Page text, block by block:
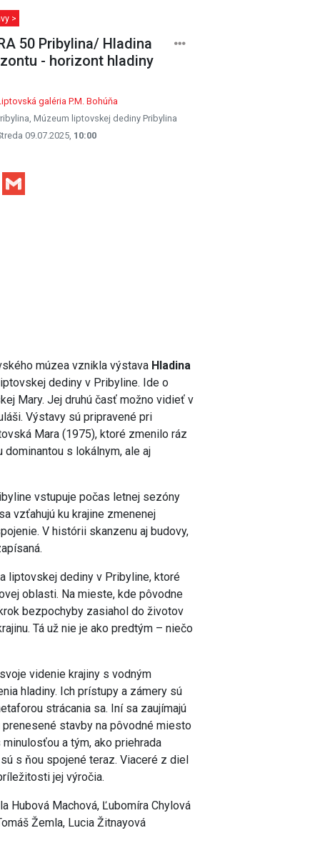
>
50 Pribylina/ Hladina
- horizont hladiny
galéria P.M. Bohúňa
Múzeum liptovskej dediny Pribylina
09.07.2025, 10:00
Facebook
múzea vznikla výstava Hladina
dediny v Pribyline. Ide o
Mary. Jej druhú časť možno vidieť v
Výstavy sú pripravené pri
Mara (1975), ktoré zmenilo ráz
s lokálnym, ale aj
vstupuje počas letnej sezóny
vzťahujú ku krajine zmenenej
V histórii skanzenu aj budovy,
liptovskej dediny v Pribyline, ktoré
oblasti. Na mieste, kde pôvodne
bezpochyby zasiahol do životov
Tá už nie je ako predtým – niečo
videnie krajiny s vodným
hladiny. Ich prístupy a zámery sú
strácania sa. Iní sa zaujímajú
stavby na pôvodné miesto
a tým, ako priehrada
s ňou spojené teraz. Viaceré z diel
jej výročia.
Hubová Machová, Ľubomíra Chylová
Žemla, Lucia Žitnayová